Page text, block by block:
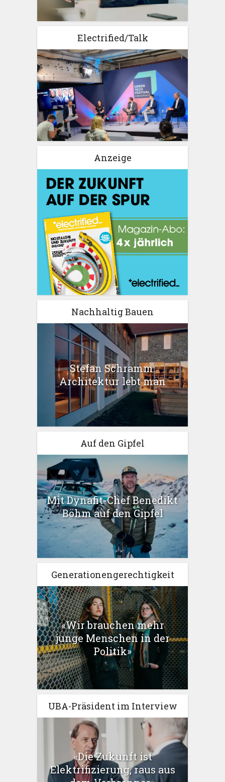
Electrified/Talk
Anzeige
Nachhaltig Bauen
Stefan Schramm:
Architektur lebt man
Auf den Gipfel
Mit Dynafit-Chef Benedikt
Böhm auf den Gipfel
Generationengerechtigkeit
«Wir brauchen mehr
junge Menschen in der
Politik»
UBA-Präsident im Interview
«Die Zukunft ist
Elektrifizierung, raus aus